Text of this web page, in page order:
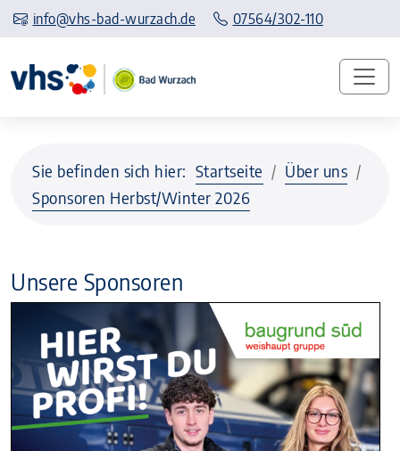
info@vhs-bad-wurzach.de 07564/302-110
Sie befinden sich hier: Startseite
Über uns
Sponsoren Herbst/Winter 2026
Unsere Sponsoren